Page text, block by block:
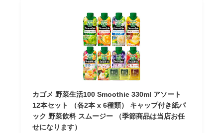
カゴメ 野菜生活100 Smoothie 330ml アソート
12本セット （各2本 x 6種類） キャップ付き紙パ
ック 野菜飲料 スムージー （季節商品は当店お任
せになります）